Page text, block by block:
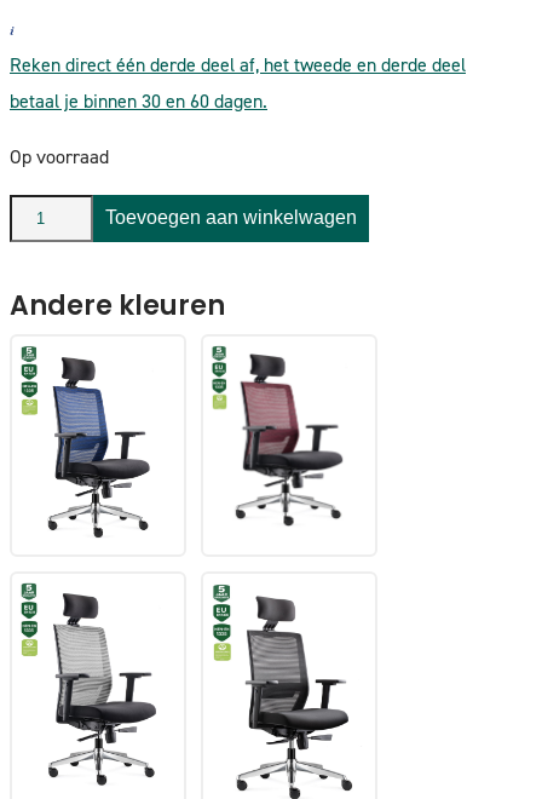
Reken direct één derde deel af, het tweede en derde deel
betaal je binnen 30 en 60 dagen.
Op voorraad
BENS
850H-
3
Groen
aantal
Toevoegen aan winkelwagen
Andere kleuren